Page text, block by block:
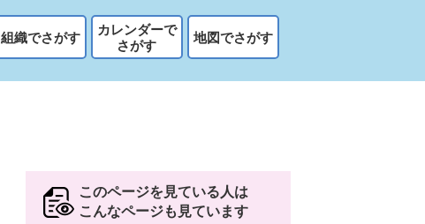
組織でさがす
カレンダーで
さがす
地図でさがす
このページを見ている人は
こんなページも見ています